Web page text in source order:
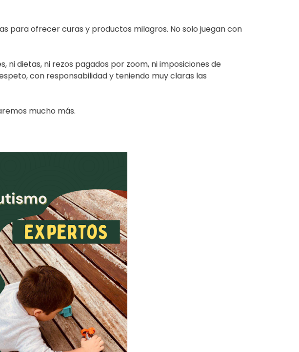
para ofrecer curas y productos milagros. No solo juegan con
dietas, ni rezos pagados por zoom, ni imposiciones de
con responsabilidad y teniendo muy claras las
mucho más.